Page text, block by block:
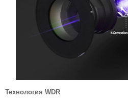
Технология WDR